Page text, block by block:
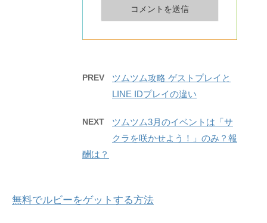
PREV
ツムツム攻略 ゲストプレイと
LINE IDプレイの違い
NEXT
ツムツム3月のイベントは「サ
クラを咲かせよう！」のみ？報
酬は？
無料でルビーをゲットする方法